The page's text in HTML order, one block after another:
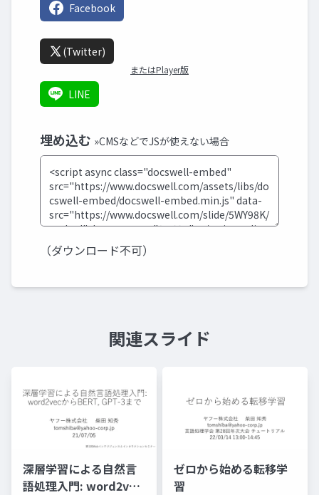
Facebook
(Twitter)
またはPlayer版
LINE
埋め込む »CMSなどでJSが使えない場合
（ダウンロード不可）
関連スライド
深層学習による自然言
語処理入門: word2vec
ゼロから始める転移学
習